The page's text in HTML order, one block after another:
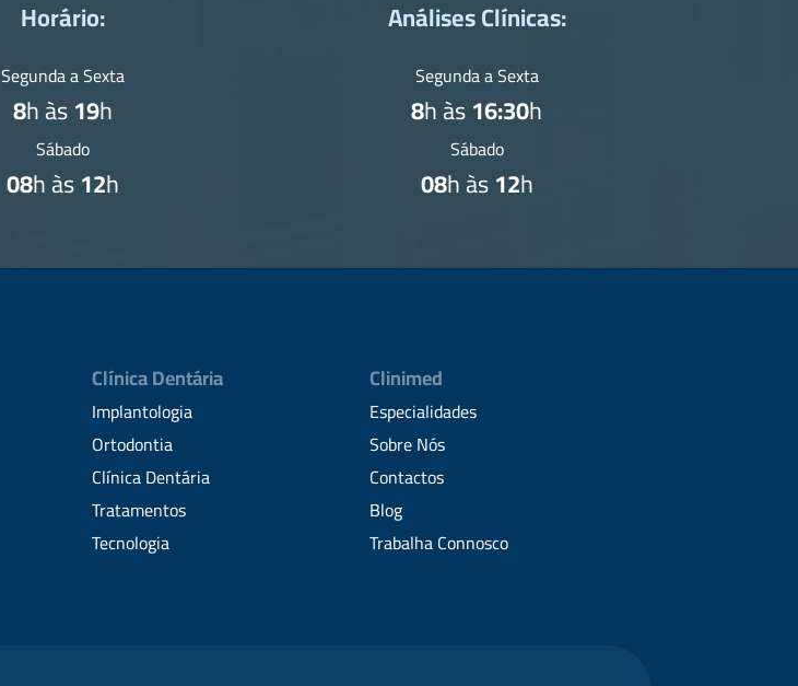
Horário:
Segunda a Sexta
8h às19h
Sábado
08h às12h
Análises Clínicas:
Segunda a Sexta
8h às16:30h
Sábado
08h às12h
Clínica Dentária
Implantologia
Ortodontia
Clínica Dentária
Tratamentos
Tecnologia
Clinimed
Especialidades
Sobre Nós
Contactos
Blog
Trabalha Connosco